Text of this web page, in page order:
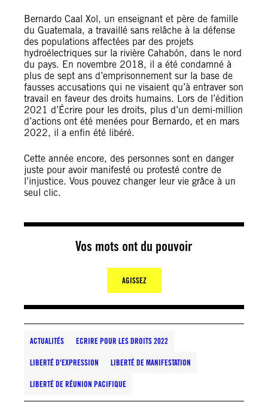
Bernardo Caal Xol, un enseignant et père de famille
du Guatemala, a travaillé sans relâche à la défense
des populations affectées par des projets
hydroélectriques sur la rivière Cahabón, dans le nord
du pays. En novembre 2018, il a été condamné à
plus de sept ans d’emprisonnement sur la base de
fausses accusations qui ne visaient qu’à entraver son
travail en faveur des droits humains. Lors de l’édition
2021 d’Écrire pour les droits, plus d’un demi-million
d’actions ont été menées pour Bernardo, et en mars
2022, il a enfin été libéré.
Cette année encore, des personnes sont en danger
juste pour avoir manifesté ou protesté contre de
l’injustice. Vous pouvez changer leur vie grâce à un
seul clic.
Vos mots ont du pouvoir
AGISSEZ
ACTUALITÉS ECRIRE POUR LES DROITS 2022
LIBERTÉ D'EXPRESSION LIBERTÉ DE MANIFESTATION
LIBERTÉ DE RÉUNION PACIFIQUE